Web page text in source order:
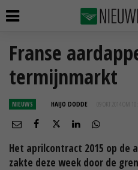
Franse
termijnmarkt
NIEUWS HAIJO DODDE 09 OKT 2014 OM 10:55
Het aprilcontract 2015 op de
zakte deze week door de